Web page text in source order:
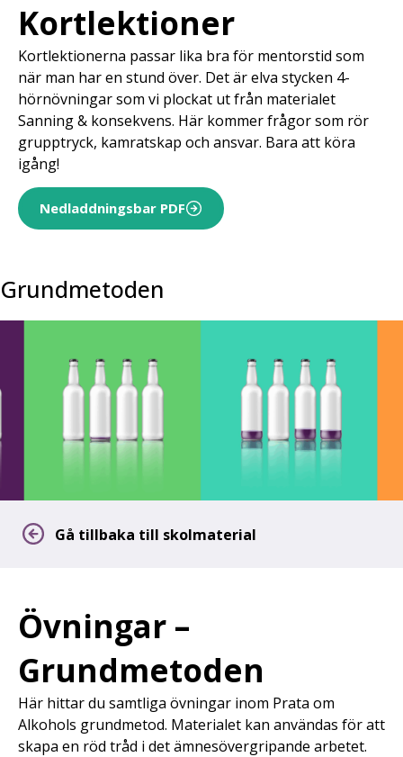
Kortlektioner
Kortlektionerna passar lika bra för mentorstid som
när man har en stund över. Det är elva stycken 4-
hörnövningar som vi plockat ut från materialet
Sanning & konsekvens. Här kommer frågor som rör
grupptryck, kamratskap och ansvar. Bara att köra
igång!
Nedladdningsbar PDF
Grundmetoden
Gå tillbaka till skolmaterial
Övningar –
Grundmetoden
Här hittar du samtliga övningar inom Prata om
Alkohols grundmetod. Materialet kan användas för att
skapa en röd tråd i det ämnesövergripande arbetet.